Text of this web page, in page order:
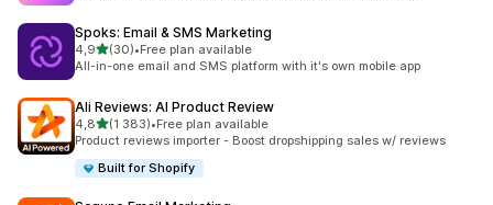
Spoks: Email & SMS Marketing
4,9z 5 hvězd
(30)
Celkový počet recenzí: 30
•Free plan available
All-in-one email and SMS platform with it's own mobile app
Ali Reviews: AI Product Review
4,8z 5 hvězd
(1 383)
Celkový počet recenzí: 1383
•Free plan available
Product reviews importer - Boost dropshipping sales w/ reviews
Built for Shopify